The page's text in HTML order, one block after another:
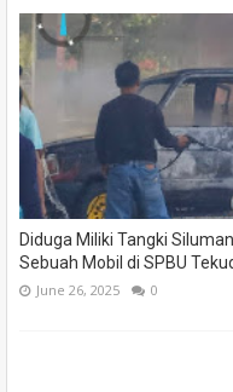
Diduga Miliki Tangki
Sebuah Mobil di SPBU
June 26, 2025 0